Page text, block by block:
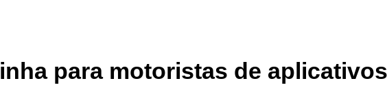
para motoristas de